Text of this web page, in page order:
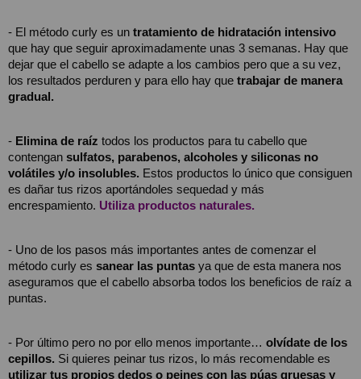
- El método curly es un
que hay que seguir aproximadamente unas 3 semanas. Hay que
dejar que el cabello se adapte a los cambios pero que a su vez,
los resultados perduren y para ello hay que trabajar de manera
gradual.
- Elimina de raíz todos los productos para tu cabello que
contengan sulfatos, parabenos, alcoholes y siliconas no
volátiles y/o insolubles. Estos productos lo único que consiguen
es dañar tus rizos aportándoles sequedad y más
encrespamiento. Utiliza productos naturales.
- Uno de los pasos más importantes antes de comenzar el
método curly es sanear las puntas ya que de esta manera nos
aseguramos que el cabello absorba todos los beneficios de raíz a
puntas.
- Por último pero no por ello menos importante… olvídate de los
cepillos.
utilizar tus propios dedos o peines con las púas gruesas y